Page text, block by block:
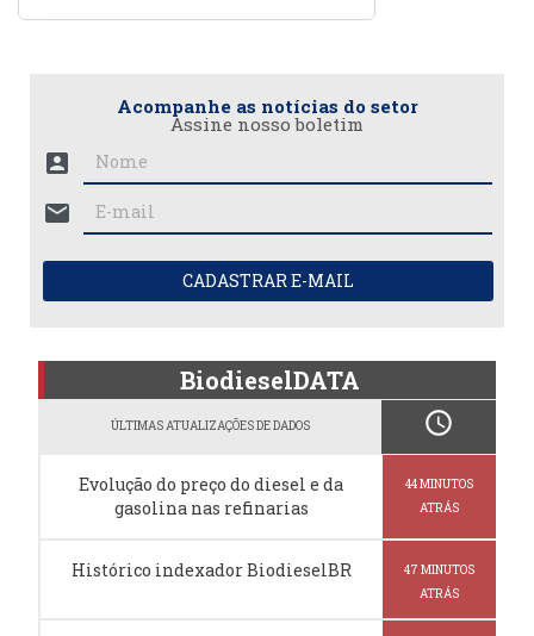
Acompanhe as notícias do setor
Assine nosso boletim
account_box
mail
CADASTRAR E-MAIL
BiodieselDATA
ÚLTIMAS ATUALIZAÇÕES DE DADOS schedule
Evolução do preço do diesel e da
gasolina nas refinarias
44 MINUTOS
ATRÁS
Histórico indexador BiodieselBR
47 MINUTOS
ATRÁS